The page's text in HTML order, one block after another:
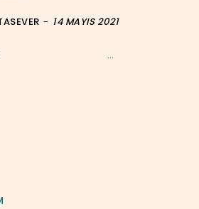
- 14 MAYIS 2021
...